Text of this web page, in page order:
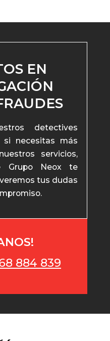
EN
detectives
si necesitas más
servicios,
Grupo Neox te
tus dudas
884 839